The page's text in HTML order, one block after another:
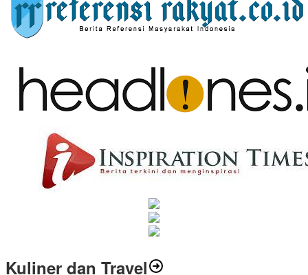
Kuliner dan Travel